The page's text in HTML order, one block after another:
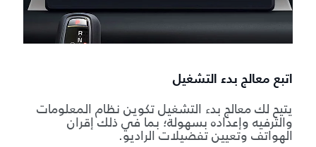
اتبع معالج بدء التشغيل
يتيح لك معالج بدء التشغيل تكوين نظام المعلومات
والترفيه وإعداده بسهولة؛ بما في ذلك إقران
الهواتف وتعيين تفضيلات الراديو.